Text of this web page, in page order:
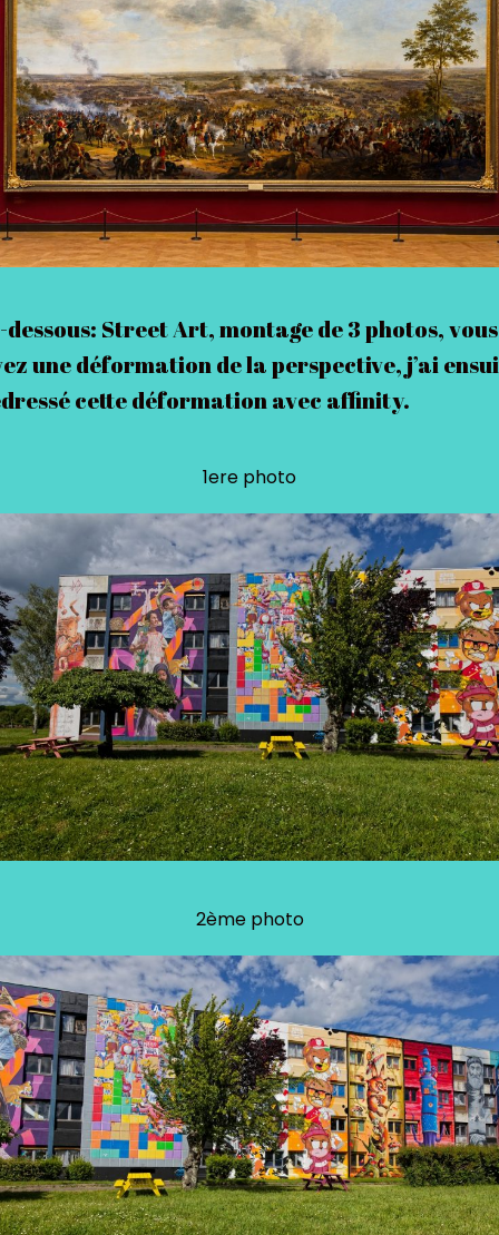
dessous: Street Art, montage de 3 photos, vous
une déformation de la perspective, j’ai
cette déformation avec affinity.
1ere photo
2ème photo